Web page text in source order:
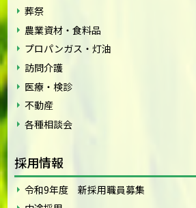
葬祭
農業資材・食料品
プロパンガス・灯油
訪問介護
医療・検診
不動産
各種相談会
採用情報
令和9年度 新採用職員募集